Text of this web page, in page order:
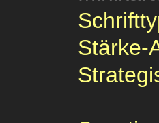
Stärke-